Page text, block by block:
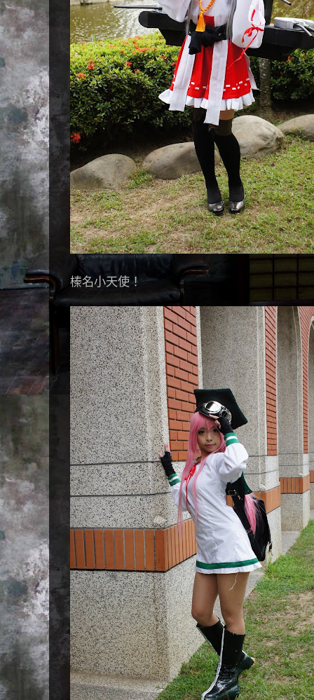
榛名小天使！